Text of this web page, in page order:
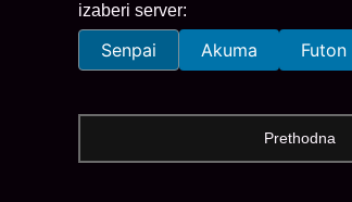
izaberi server:
Senpai Akuma Futon
Prethodna